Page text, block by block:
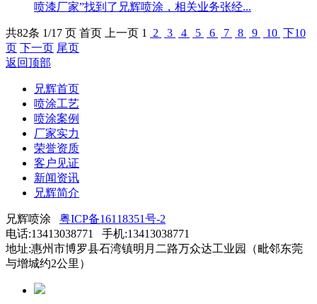
喷漆厂家”找到了兄辉喷涂，相关业务张经...
共82条 1/17 页 首页 上一页 1 2 3 4 5 6 7 8 9 10 下10
页 下一页 尾页
返回顶部
兄辉首页
喷涂工艺
喷涂案例
厂家实力
荣誉资质
客户见证
新闻资讯
兄辉简介
兄辉喷涂 粤ICP备16118351号-2
电话:13413038771 手机:13413038771
地址:惠州市博罗县石湾镇明月二路万众达工业园（毗邻东莞
与增城约2公里）